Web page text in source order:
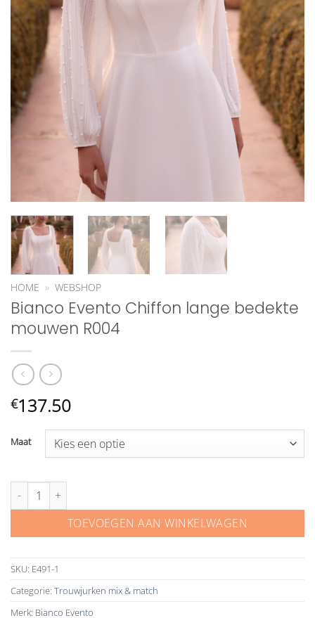
HOME » WEBSHOP
Bianco Evento Chiffon lange bedekte
mouwen R004
€137.50
Maat
Bianco Evento Chiffon lange bedekte mouwen R004 aantal
TOEVOEGEN AAN WINKELWAGEN
SKU: E491-1
Categorie: Trouwjurken mix & match
Merk: Bianco Evento